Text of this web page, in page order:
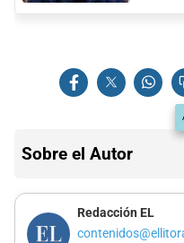
Sobre el Autor
Redacción EL